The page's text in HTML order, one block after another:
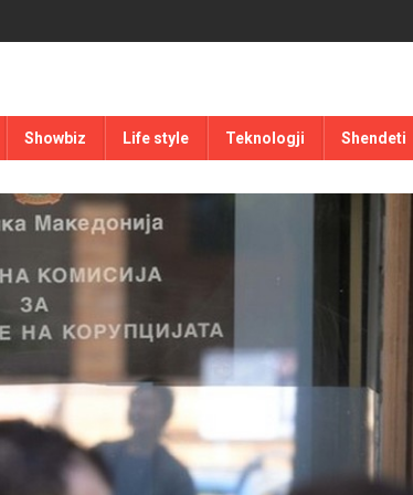
Showbiz Life style Teknologji Shendeti